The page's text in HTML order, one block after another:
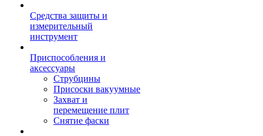
Средства защиты и
измерительный
инструмент
Приспособления и
аксессуары
Струбцины
Присоски вакуумные
Захват и
перемещение плит
Снятие фаски